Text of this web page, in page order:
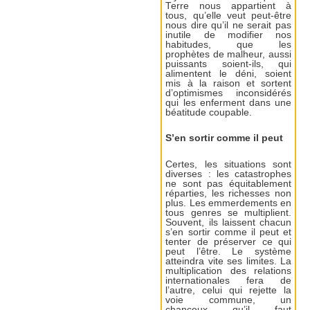
Terre nous appartient à
tous, qu’elle veut peut-être
nous dire qu’il ne serait pas
inutile de modifier nos
habitudes, que les
prophètes de malheur, aussi
puissants soient-ils, qui
alimentent le déni, soient
mis à la raison et sortent
d’optimismes inconsidérés
qui les enferment dans une
béatitude coupable.
S’en sortir comme il peut
Certes, les situations sont
diverses : les catastrophes
ne sont pas équitablement
réparties, les richesses non
plus. Les emmerdements en
tous genres se multiplient.
Souvent, ils laissent chacun
s’en sortir comme il peut et
tenter de préserver ce qui
peut l’être. Le système
atteindra vite ses limites. La
multiplication des relations
internationales fera de
l’autre, celui qui rejette la
voie commune, un